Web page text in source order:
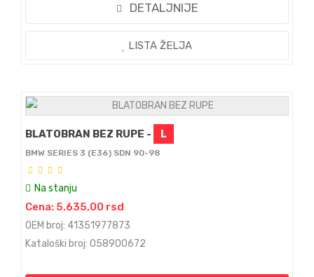
DETALJNIJE
LISTA ŽELJA
BLATOBRAN BEZ RUPE - L
BMW SERIES 3 (E36) SDN 90-98
Na stanju
Cena: 5.635,00 rsd
OEM broj: 41351977873
Kataloški broj: 058900672